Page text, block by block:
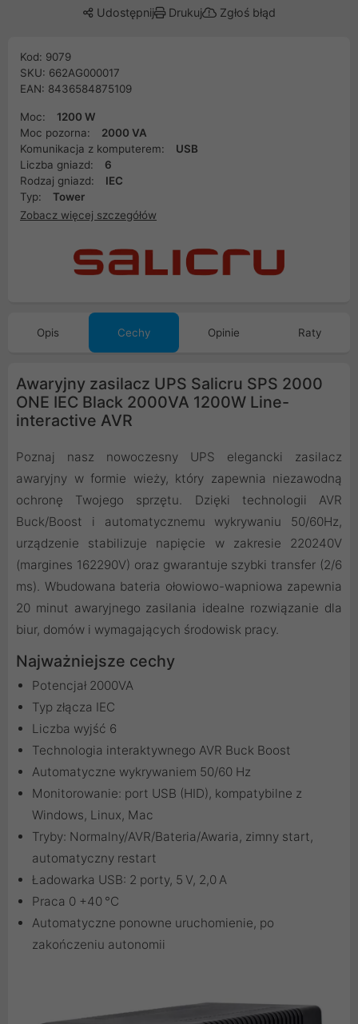
Udostępnij Drukuj Zgłoś błąd
Kod: 9079
SKU: 662AG000017
EAN: 8436584875109
Moc:
1200 W
Moc pozorna:
2000 VA
Komunikacja z komputerem:
USB
Liczba gniazd:
6
Rodzaj gniazd:
IEC
Typ:
Tower
Zobacz więcej szczegółów
Opis Cechy Opinie Raty
Awaryjny zasilacz UPS Salicru SPS 2000
ONE IEC Black 2000VA 1200W Line-
interactive AVR
Poznaj nasz nowoczesny UPS elegancki zasilacz
awaryjny w formie wieży, który zapewnia niezawodną
ochronę Twojego sprzętu. Dzięki technologii AVR
Buck/Boost i automatycznemu wykrywaniu 50/60Hz,
urządzenie stabilizuje napięcie w zakresie 220240V
(margines 162290V) oraz gwarantuje szybki transfer (2/6
ms). Wbudowana bateria ołowiowo-wapniowa zapewnia
20 minut awaryjnego zasilania idealne rozwiązanie dla
biur, domów i wymagających środowisk pracy.
Najważniejsze cechy
Potencjał 2000VA
Typ złącza IEC
Liczba wyjść 6
Technologia interaktywnego AVR Buck Boost
Automatyczne wykrywaniem 50/60 Hz
Monitorowanie: port USB (HID), kompatybilne z
Windows, Linux, Mac
Tryby: Normalny/AVR/Bateria/Awaria, zimny start,
automatyczny restart
Ładowarka USB: 2 porty, 5 V, 2,0 A
Praca 0 +40 °C
Automatyczne ponowne uruchomienie, po
zakończeniu autonomii